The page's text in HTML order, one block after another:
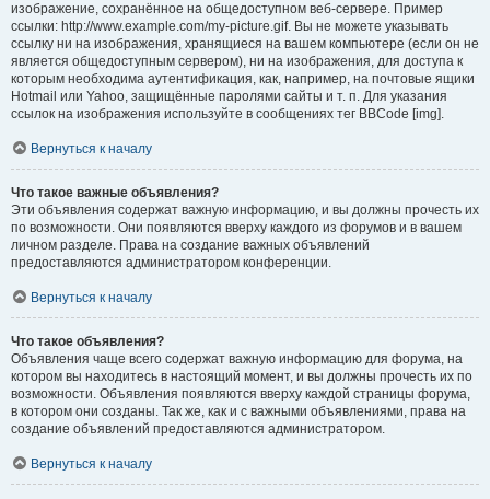
изображение, сохранённое на общедоступном веб-сервере. Пример
ссылки: http://www.example.com/my-picture.gif. Вы не можете указывать
ссылку ни на изображения, хранящиеся на вашем компьютере (если он не
является общедоступным сервером), ни на изображения, для доступа к
которым необходима аутентификация, как, например, на почтовые ящики
Hotmail или Yahoo, защищённые паролями сайты и т. п. Для указания
ссылок на изображения используйте в сообщениях тег BBCode [img].
Вернуться к началу
Что такое важные объявления?
Эти объявления содержат важную информацию, и вы должны прочесть их
по возможности. Они появляются вверху каждого из форумов и в вашем
личном разделе. Права на создание важных объявлений
предоставляются администратором конференции.
Вернуться к началу
Что такое объявления?
Объявления чаще всего содержат важную информацию для форума, на
котором вы находитесь в настоящий момент, и вы должны прочесть их по
возможности. Объявления появляются вверху каждой страницы форума,
в котором они созданы. Так же, как и с важными объявлениями, права на
создание объявлений предоставляются администратором.
Вернуться к началу